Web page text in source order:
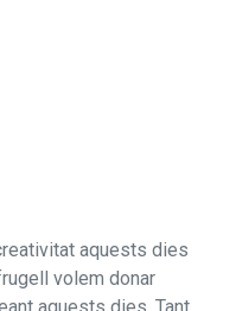
aquests dies
volem donar